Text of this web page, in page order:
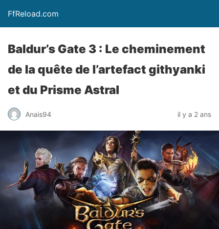
FfReload.com
Baldur’s Gate 3 : Le cheminement
de la quête de l’artefact githyanki
et du Prisme Astral
Anais94 il y a 2 ans